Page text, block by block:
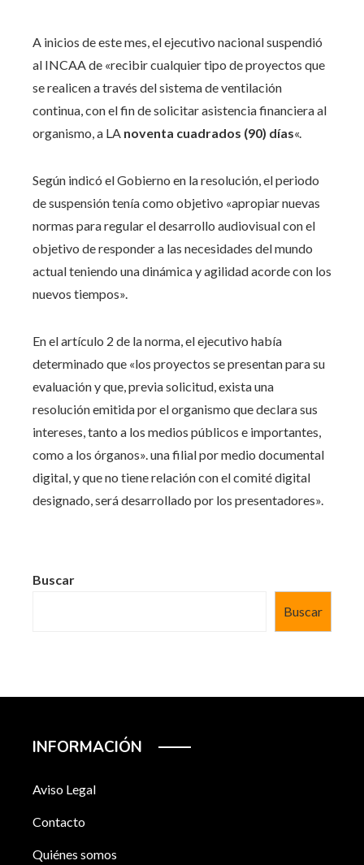
A inicios de este mes, el ejecutivo nacional suspendió
al INCAA de «recibir cualquier tipo de proyectos que
se realicen a través del sistema de ventilación
continua, con el fin de solicitar asistencia financiera al
organismo, a LA noventa cuadrados (90) días«.
Según indicó el Gobierno en la resolución, el periodo
de suspensión tenía como objetivo «apropiar nuevas
normas para regular el desarrollo audiovisual con el
objetivo de responder a las necesidades del mundo
actual teniendo una dinámica y agilidad acorde con los
nuevos tiempos».
En el artículo 2 de la norma, el ejecutivo había
determinado que «los proyectos se presentan para su
evaluación y que, previa solicitud, exista una
resolución emitida por el organismo que declara sus
intereses, tanto a los medios públicos e importantes,
como a los órganos». una filial por medio documental
digital, y que no tiene relación con el comité digital
designado, será desarrollado por los presentadores».
Buscar
Buscar
INFORMACIÓN
Aviso Legal
Contacto
Quiénes somos